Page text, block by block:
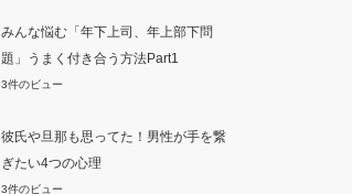
みんな悩む「年下上司、年上部下問
題」うまく付き合う方法Part1
3件のビュー
彼氏や旦那も思ってた！男性が手を繋
ぎたい4つの心理
3件のビュー